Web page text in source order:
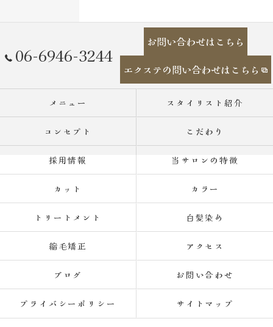
06-6946-3244
お問い合わせはこちら
エクステの問い合わせはこちら
メニュー スタイリスト紹介
コンセプト こだわり
採用情報 当サロンの特徴
カット カラー
トリートメント 白髪染め
縮毛矯正 アクセス
ブログ お問い合わせ
プライバシーポリシー サイトマップ